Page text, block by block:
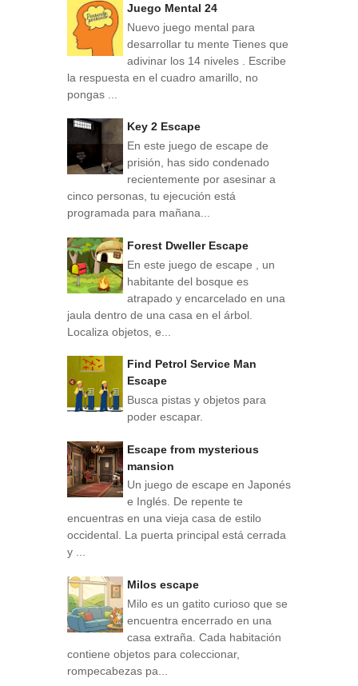
Juego Mental 24
Nuevo juego mental para
desarrollar tu mente Tienes que
adivinar los 14 niveles . Escribe
la respuesta en el cuadro amarillo, no
pongas ...
Key 2 Escape
En este juego de escape de
prisión, has sido condenado
recientemente por asesinar a
cinco personas, tu ejecución está
programada para mañana...
Forest Dweller Escape
En este juego de escape , un
habitante del bosque es
atrapado y encarcelado en una
jaula dentro de una casa en el árbol.
Localiza objetos, e...
Find Petrol Service Man
Escape
Busca pistas y objetos para
poder escapar.
Escape from mysterious
mansion
Un juego de escape en Japonés
e Inglés. De repente te
encuentras en una vieja casa de estilo
occidental. La puerta principal está cerrada
y ...
Milos escape
Milo es un gatito curioso que se
encuentra encerrado en una
casa extraña. Cada habitación
contiene objetos para coleccionar,
rompecabezas pa...